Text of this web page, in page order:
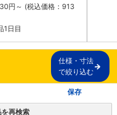
円 ～ (税込価格： 913
1日目
仕様・寸法
で絞り込む
保存
再検索